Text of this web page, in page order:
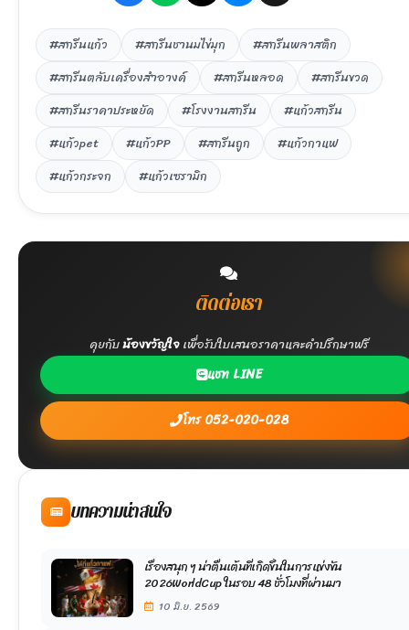
#สกรีนแก้ว #สกรีนชานมไข่มุก
#สกรีนพลาสติก
#สกรีนตลับเครื่องสำอางค์
#สกรีนหลอด
#สกรีนขวด
#สกรีนราคาประหยัด
#โรงงานสกรีน
#แก้วสกรีน
#แก้วpet
#แก้วPP #สกรีนถูก
#แก้วกาแฟ
#แก้วกระจก
#แก้วเซรามิก
ติดต่อเรา
คุยกับน้องขวัญใจเพื่อรับใบเสนอราคาและคำปรึกษาฟรี
แชท LINE
โทร 052-020-028
บทความน่าสนใจ
เรื่องสนุก ๆ น่าตื่นเต้นที่เกิดขึ้นในการแข่งขัน
2026WorldCup ในรอบ 48 ชั่วโมงที่ผ่านมา
10 มิ.ย. 2569